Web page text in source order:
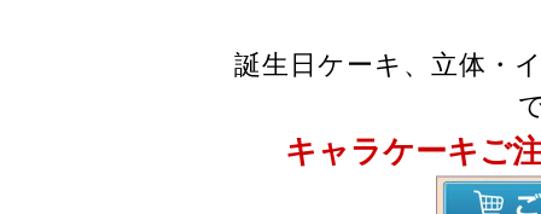
誕生日ケーキ、立体・
キャラケーキご